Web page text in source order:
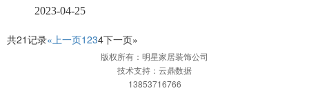
2023-04-25
共21记录«上一页1234下一页»
版权所有：明星家居装饰公司
技术支持：云鼎数据
13853716766